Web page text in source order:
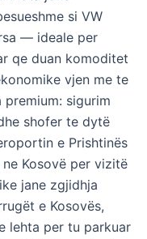
si VW
— ideale per
qe duan komoditet
vjen me te
sigurim
shofer te dytë
e Prishtinës
Kosovë per vizitë
jane zgjidhja
e Kosovës,
lehta per tu parkuar